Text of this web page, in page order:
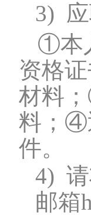
3)
①本
资格
材料
料；④
件。
4)
邮箱